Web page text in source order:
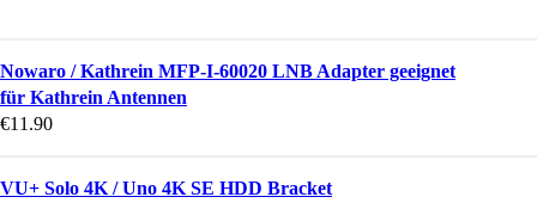
Nowaro / Kathrein MFP-I-60020 LNB Adapter geeignet
für Kathrein Antennen
€11.90
VU+ Solo 4K / Uno 4K SE HDD Bracket